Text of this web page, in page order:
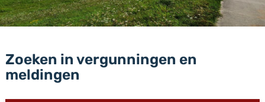
Zoeken in vergunningen en
meldingen